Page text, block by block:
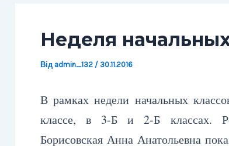
Неделя
Від admin_132 / 30.11.2016
В рамках недели начальных
классе, в 3-Б и 2-Б классах.
Борисовская Анна Анатольевна